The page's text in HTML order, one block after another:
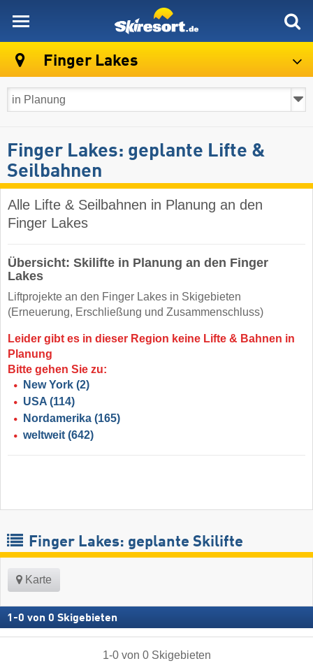
Finger Lakes
Finger Lakes: geplante Lifte &
Seilbahnen
Alle Lifte & Seilbahnen in Planung an den
Finger Lakes
Übersicht: Skilifte in Planung an den Finger
Lakes
Liftprojekte an den Finger Lakes in Skigebieten
(Erneuerung, Erschließung und Zusammenschluss)
Leider gibt es in dieser Region keine Lifte & Bahnen in
Planung
Bitte gehen Sie zu:
New York (2)
USA (114)
Nordamerika (165)
weltweit (642)
Finger Lakes: geplante Skilifte
Karte
1 -0 von 0 Skigebieten
1-0von 0 Skigebieten